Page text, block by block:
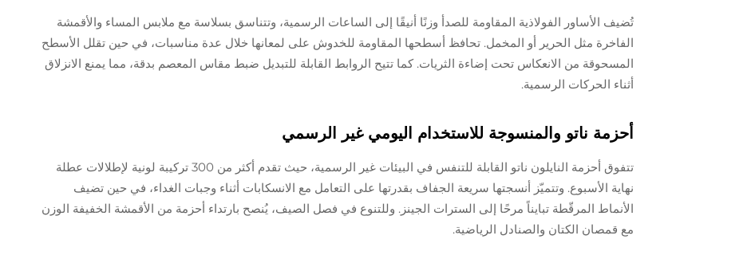
تُضيف الأساور الفولاذية المقاومة للصدأ وزنًا أنيقًا إلى الساعات الرسمية، وتتناسق بسلاسة مع ملابس المساء والأقمشة
الفاخرة مثل الحرير أو المخمل. تحافظ أسطحها المقاومة للخدوش على لمعانها خلال عدة مناسبات، في حين تقلل الأسطح
المسحوقة من الانعكاس تحت إضاءة الثريات. كما تتيح الروابط القابلة للتبديل ضبط مقاس المعصم بدقة، مما يمنع الانزلاق
أثناء الحركات الرسمية.
أحزمة ناتو والمنسوجة للاستخدام اليومي غير الرسمي
تتفوق أحزمة النايلون ناتو القابلة للتنفس في البيئات غير الرسمية، حيث تقدم أكثر من 300 تركيبة لونية لإطلالات عطلة
نهاية الأسبوع. وتتميّز أنسجتها سريعة الجفاف بقدرتها على التعامل مع الانسكابات أثناء وجبات الغداء، في حين تضيف
الأنماط المرقّطة تبايناً مرحًا إلى السترات الجينز. وللتنوع في فصل الصيف، يُنصح بارتداء أحزمة من الأقمشة الخفيفة الوزن
مع قمصان الكتان والصنادل الرياضية.